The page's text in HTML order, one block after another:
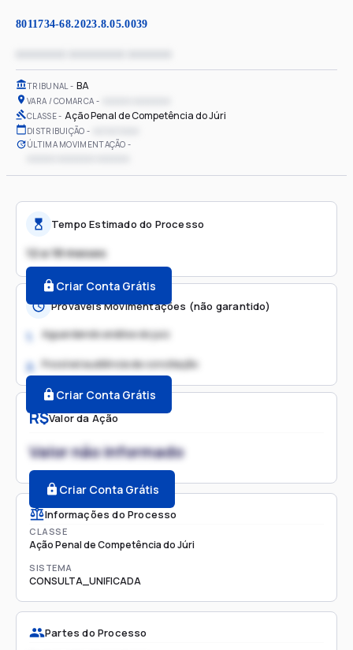
8011734-68.2023.8.05.0039
TRIBUNAL BA
VARA / COMARCA
CLASSE Ação Penal de Competência do Júri
DISTRIBUIÇÃO
ÚLTIMA MOVIMENTAÇÃO
R$Valor da Ação
Valor não informado
Criar Conta Grátis
Informações do Processo
CLASSE
Ação Penal de Competência do Júri
SISTEMA
CONSULTA_UNIFICADA
Partes do Processo
Tempo Estimado do Processo
12 a 18 meses
Criar Conta Grátis
Prováveis Movimentações (não garantido)
1. Aguardando análise do juiz
2. Possível audiência de conciliação
Criar Conta Grátis